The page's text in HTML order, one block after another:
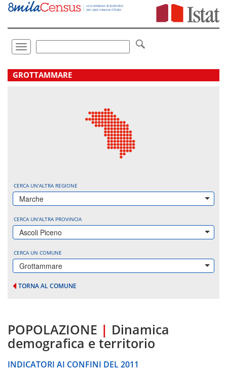
Vai
direttamente
Toggle
navigation
.
GROTTAMMARE
CERCA UN'ALTRA REGIONE
Marche
CERCA UN'ALTRA PROVINCIA
Ascoli Piceno
CERCA UN COMUNE
Grottammare
TORNA AL COMUNE
POPOLAZIONE | Dinamica
demografica e territorio
INDICATORI AI CONFINI DEL 2011